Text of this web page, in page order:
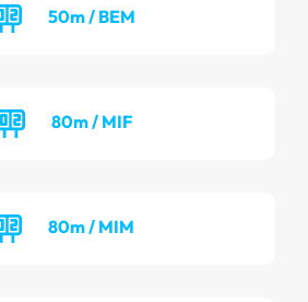
50m / BEM
80m / MIF
80m / MIM